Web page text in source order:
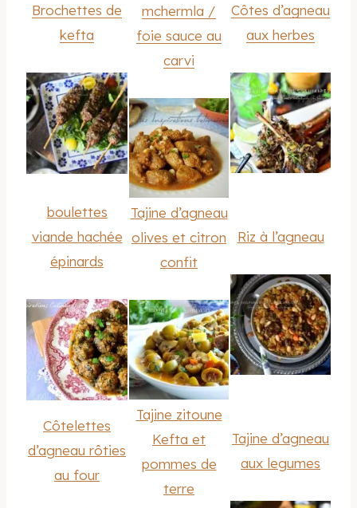
Brochettes de
kefta
mchermla /
foie sauce au
carvi
Côtes d’agneau
aux herbes
boulettes
viande hachée
épinards
Tajine d’agneau
olives et citron
confit
Riz à l’agneau
Côtelettes
d’agneau rôties
au four
Tajine zitoune
Kefta et
pommes de
terre
Tajine d’agneau
aux legumes